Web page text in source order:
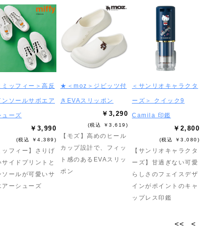
ッフィー＞高反
ンソールサボエア
ューズ
￥3,990
(税込 ￥4,389)
ッフィー】さりげ
サイドプリントと
ソールが可愛いサ
アーシューズ
★＜moz＞ジビッツ付
きEVAスリッポン
￥3,290
(税込 ￥3,619)
【モズ】高めのヒール
カップ設計で、フィッ
ト感のあるEVAスリッ
ポン
＜サンリオキャラクタ
ーズ＞ クイック9
Camila 印鑑
￥2,800
(税込 ￥3,080)
【サンリオキャラクタ
ーズ】甘過ぎない可愛
らしさのフェイスデザ
インがポイントのキャ
ップレス印鑑
<< <